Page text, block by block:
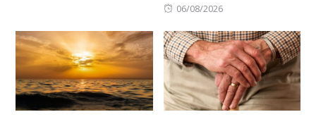
Posted
06/08/2026